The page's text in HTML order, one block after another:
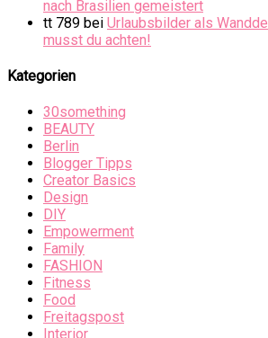
nach Brasilien gemeistert
tt 789 bei Urlaubsbilder als
musst du achten!
Kategorien
30something
BEAUTY
Berlin
Blogger Tipps
Creator Basics
Design
DIY
Empowerment
Family
FASHION
Fitness
Food
Freitagspost
Interior